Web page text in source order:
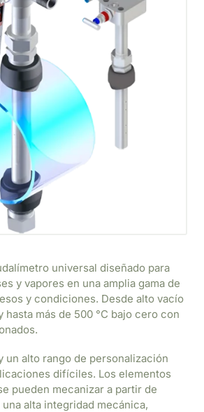
universal diseñado para
y vapores en una amplia gama de
y condiciones. Desde alto vacío
hasta más de 500 °C bajo cero con
un alto rango de personalización
difíciles. Los elementos
pueden mecanizar a partir de
alta integridad mecánica,